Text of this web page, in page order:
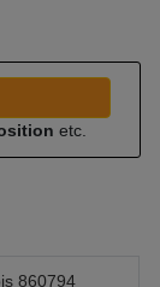
etc.
860794